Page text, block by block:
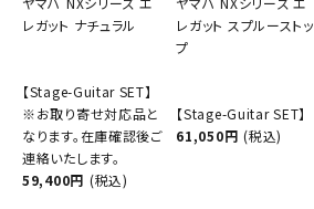
レガット ナチュラル
【Stage-Guitar SET】
※お取り寄せ対応品と
なります。在庫確認後ご
連絡いたします。
59,400円 (税込)
レガット スプルーストッ
プ
【Stage-Guitar SET】
61,050円 (税込)